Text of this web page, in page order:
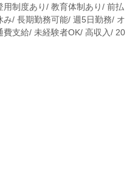
制度あり/ 教育体制あり/ 前払
/ 長期勤務可能/ 週5日勤務/ オ
支給/ 未経験者OK/ 高収入/ 20